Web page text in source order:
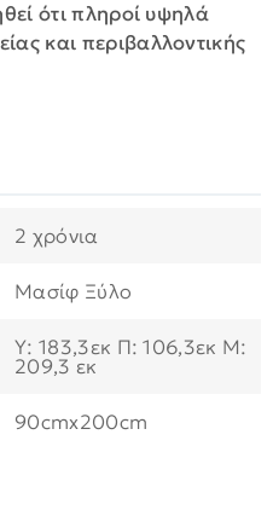
ότι πληροί υψηλά
και περιβαλλοντικής
2 χρόνια
Μασίφ Ξύλο
Υ: 183,3εκ Π: 106,3εκ Μ:
209,3 εκ
90cmx200cm